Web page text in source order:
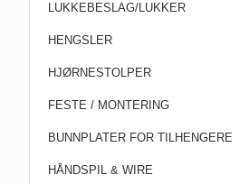
LUKKEBESLAG/LUKKER
HENGSLER
HJØRNESTOLPER
FESTE / MONTERING
BUNNPLATER FOR TILHENGERE
HÅNDSPIL & WIRE